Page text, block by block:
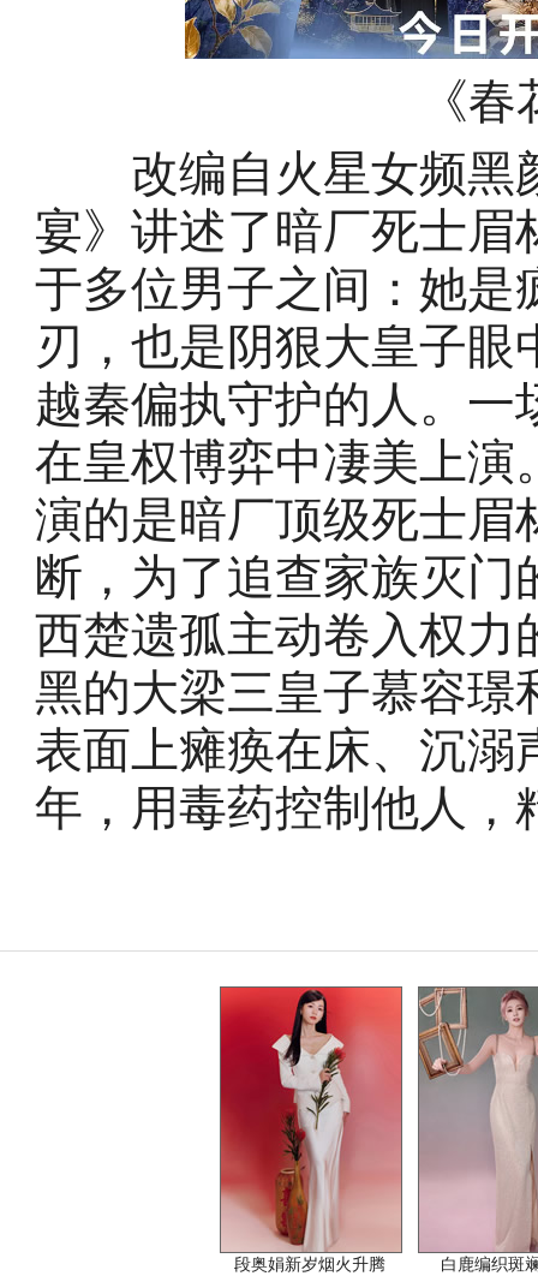
《
改编自火星女频黑
宴》讲述了暗厂死士眉
于多位男子之间：她是
刃，也是阴狠大皇子
越秦偏执守护的人。
在皇权博弈中凄美上演
演的是暗厂顶级死士眉
断，为了追查家族灭
西楚遗孤主动卷入权力
黑的大梁三皇子慕容璟
表面上瘫痪在床、沉溺
年，用毒药控制他人，
段奥娟新岁烟火升腾 白鹿编织斑